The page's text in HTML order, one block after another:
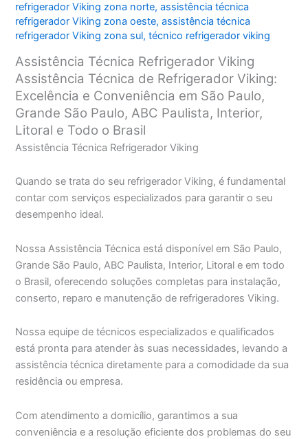
refrigerador Viking zona norte,assistência técnica
refrigerador Viking zona oeste,assistência técnica
refrigerador Viking zona sul,técnico refrigerador viking
Assistência Técnica Refrigerador Viking
Assistência Técnica de Refrigerador Viking:
Excelência e Conveniência em São Paulo,
Grande São Paulo, ABC Paulista, Interior,
Litoral e Todo o Brasil
Assistência Técnica Refrigerador Viking
Quando se trata do seu refrigerador Viking, é fundamental
contar com serviços especializados para garantir o seu
desempenho ideal.
Nossa Assistência Técnica está disponível em São Paulo,
Grande São Paulo, ABC Paulista, Interior, Litoral e em todo
o Brasil, oferecendo soluções completas para instalação,
conserto, reparo e manutenção de refrigeradores Viking.
Nossa equipe de técnicos especializados e qualificados
está pronta para atender às suas necessidades, levando a
assistência técnica diretamente para a comodidade da sua
residência ou empresa.
Com atendimento a domicílio, garantimos a sua
conveniência e a resolução eficiente dos problemas do seu